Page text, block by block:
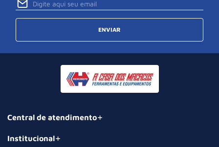
ENVIAR
Central de atendimento
Institucional